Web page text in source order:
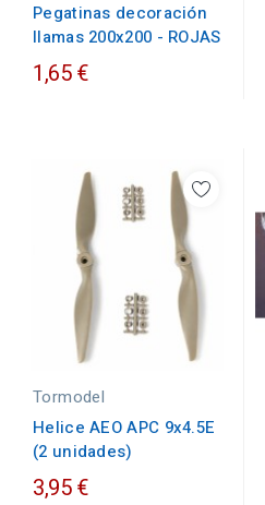
Pegatinas decoración
llamas 200x200 - ROJAS
1,65 €
Tormodel
Helice AEO APC 9x4.5E
(2 unidades)
3,95 €